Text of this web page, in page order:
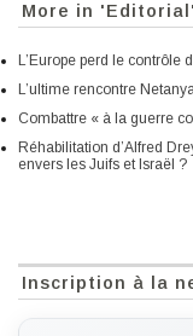
More in 'Editorial'
L’Europe perd le contrôle
L’ultime rencontre
Combattre « à la guerre
Réhabilitation d’Alfred
envers les Juifs et Israël ?
Inscription à la